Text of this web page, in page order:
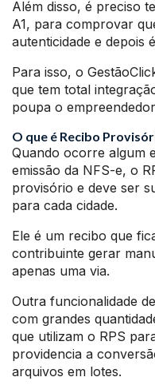
Além disso, é preciso
A1, para comprovar
autenticidade e depois
Para isso, o
que tem total
poupa o
O que é Recibo
Quando ocorre algum
emissão da NFS-e, o
provisório e deve ser
para cada cidade.
Ele é um recibo que
contribuinte gerar
apenas uma via.
Outra funcionalidade
com grandes
que utilizam o RPS
providencia a
arquivos em lotes.